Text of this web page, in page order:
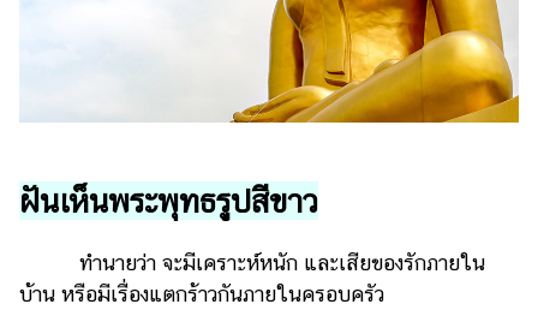
ฝันเห็นพระพุทธรูปสีขาว
ทำนายว่า จะมีเคราะห์หนัก และเสียของรักภายใน
บ้าน หรือมีเรื่องแตกร้าวกันภายในครอบครัว